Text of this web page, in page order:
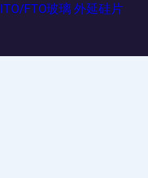
ITO/FTO玻璃 外延硅片